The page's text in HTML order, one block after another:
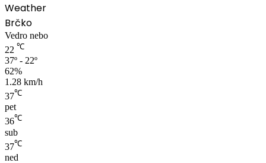
Weather
Brčko
Vedro nebo
22 ℃
37º - 22º
62%
1.28 km/h
37℃
pet
36℃
sub
37℃
ned